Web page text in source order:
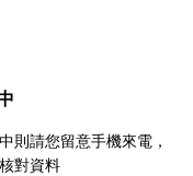
則請您留意手機來電，
對資料